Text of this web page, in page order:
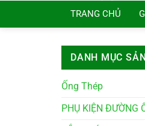
TRANG CHỦ
DANH MỤC
Ống Thép
PHỤ KIỆN ĐƯỜNG